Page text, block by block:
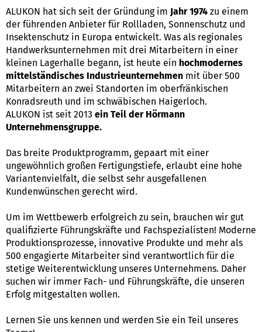
ALUKON hat sich seit der Gründung im Jahr 1974 zu einem
der führenden Anbieter für Rollladen, Sonnenschutz und
Insektenschutz in Europa entwickelt. Was als regionales
Handwerksunternehmen mit drei Mitarbeitern in einer
kleinen Lagerhalle begann, ist heute ein hochmodernes
mittelständisches Industrieunternehmen mit über 500
Mitarbeitern an zwei Standorten im oberfränkischen
Konradsreuth und im schwäbischen Haigerloch.
ALUKON ist seit 2013 ein Teil der Hörmann
Unternehmensgruppe.
Das breite Produktprogramm, gepaart mit einer
ungewöhnlich großen Fertigungstiefe, erlaubt eine hohe
Variantenvielfalt, die selbst sehr ausgefallenen
Kundenwünschen gerecht wird.
Um im Wettbewerb erfolgreich zu sein, brauchen wir gut
qualifizierte Führungskräfte und Fachspezialisten! Moderne
Produktionsprozesse, innovative Produkte und mehr als
500 engagierte Mitarbeiter sind verantwortlich für die
stetige Weiterentwicklung unseres Unternehmens. Daher
suchen wir immer Fach- und Führungskräfte, die unseren
Erfolg mitgestalten wollen.
Lernen Sie uns kennen und werden Sie ein Teil unseres